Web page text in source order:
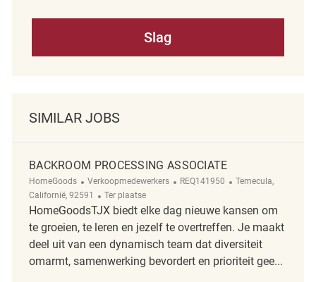
Slag
SIMILAR JOBS
BACKROOM PROCESSING ASSOCIATE
HomeGoods Categorie
Verkoopmedewerkers ReqId
REQ141950 Plaats
Temecula,
Californië, 92591
Afgelegen
Ter plaatse
HomeGoodsTJX biedt elke dag nieuwe kansen om
te groeien, te leren en jezelf te overtreffen. Je maakt
deel uit van een dynamisch team dat diversiteit
omarmt, samenwerking bevordert en prioriteit gee...